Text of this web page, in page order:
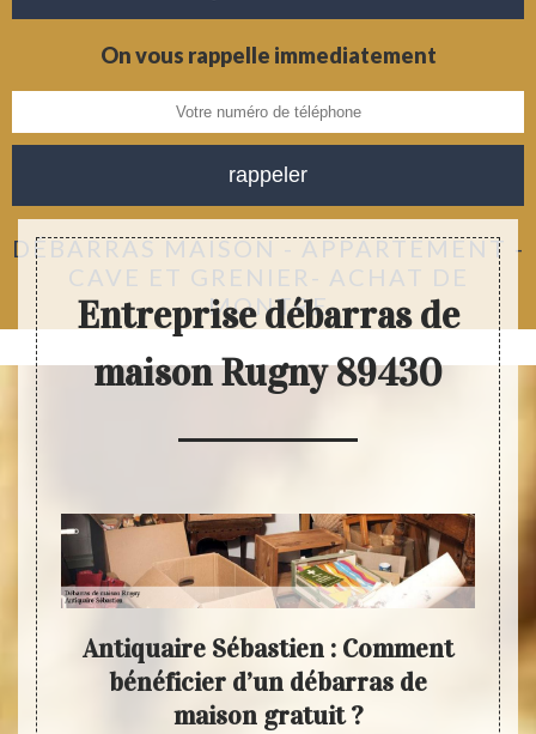
On vous rappelle immediatement
DÉBARRAS MAISON - APPARTEMENT -
CAVE ET GRENIER- ACHAT DE
MONTRE
Entreprise débarras de
maison Rugny 89430
Antiquaire Sébastien : Comment
bénéficier d’un débarras de
maison gratuit ?